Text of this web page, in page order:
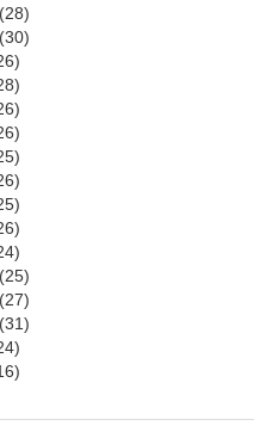
(28)
(30)
(25)
(27)
(31)